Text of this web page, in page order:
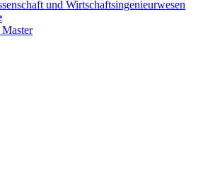
und Wirtschaftsingenieurwesen